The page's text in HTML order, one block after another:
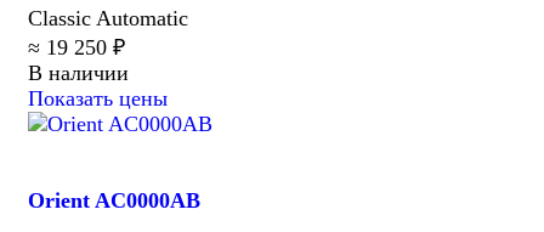
Classic Automatic
≈ 19 250 ₽
В наличии
Показать цены
Orient AC0000AB